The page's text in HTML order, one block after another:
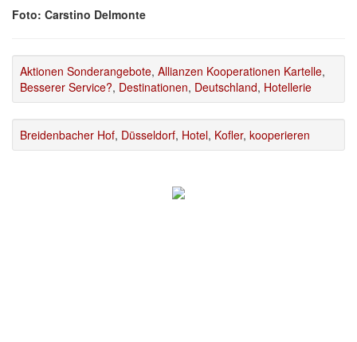
Foto: Carstino Delmonte
Aktionen Sonderangebote, Allianzen Kooperationen Kartelle,
Besserer Service?, Destinationen, Deutschland, Hotellerie
Breidenbacher Hof, Düsseldorf, Hotel, Kofler, kooperieren